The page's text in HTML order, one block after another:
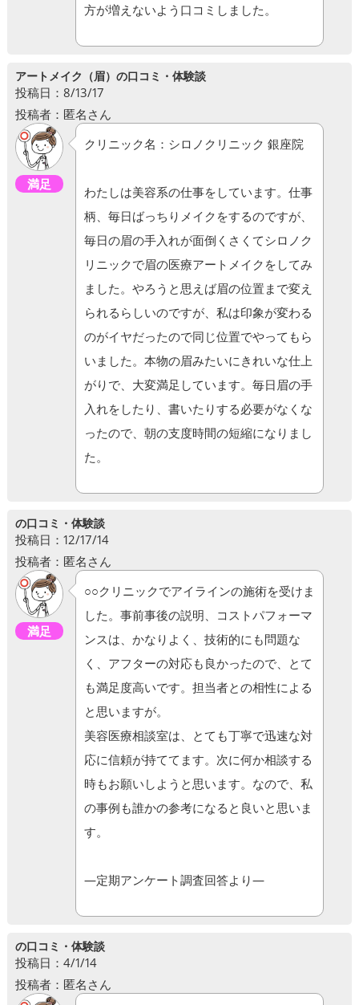
方が増えないよう口コミしました。
アートメイク（眉）の口コミ・体験談
投稿日：8/13/17
投稿者：匿名さん
満足
クリニック名：シロノクリニック 銀座院
わたしは美容系の仕事をしています。仕事
柄、毎日ばっちりメイクをするのですが、
毎日の眉の手入れが面倒くさくてシロノク
リニックで眉の医療アートメイクをしてみ
ました。やろうと思えば眉の位置まで変え
られるらしいのですが、私は印象が変わる
のがイヤだったので同じ位置でやってもら
いました。本物の眉みたいにきれいな仕上
がりで、大変満足しています。毎日眉の手
入れをしたり、書いたりする必要がなくな
ったので、朝の支度時間の短縮になりまし
た。
の口コミ・体験談
投稿日：12/17/14
投稿者：匿名さん
満足
○○クリニックでアイラインの施術を受けま
した。事前事後の説明、コストパフォーマ
ンスは、かなりよく、技術的にも問題な
く、アフターの対応も良かったので、とて
も満足度高いです。担当者との相性による
と思いますが。
美容医療相談室は、とても丁寧で迅速な対
応に信頼が持ててます。次に何か相談する
時もお願いしようと思います。なので、私
の事例も誰かの参考になると良いと思いま
す。
―定期アンケート調査回答より―
の口コミ・体験談
投稿日：4/1/14
投稿者：匿名さん